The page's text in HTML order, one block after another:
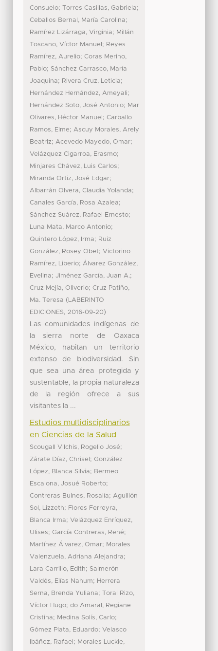
Consuelo; Torres Casillas, Gabriela;
Ceballos Bernal, María Carolina;
Ramírez Lizárraga, Virginia; Millán
Toscano, Víctor Manuel ; Reyes
Ramírez, Aurelio; Coras Merino,
Pablo; Sánchez Carrasco, María
Joaquina; Rivera Cruz, Leticia;
Hernández Hernández, Ameyali;
Hernández Soto, José Antonio; Mar
Olivares, Héctor Manuel ; Carballo
Ramos, Elme; Ascuy Morales, Arely
Beatriz; Acevedo Mayedo, Omar;
Velázquez Cigarroa, Erasmo;
Minjares Chávez, Luis Carlos;
Miranda Ortiz, José Edgar;
Albarrán Olvera, Claudia Yolanda;
Canales García, Rosa Azalea;
Sánchez Suárez, Rafael Ernesto;
Luna Mata, Marco Antonio;
Quintero López, Irma; Ruiz
González, Rosey Obet; Victorino
Ramírez, Liberio; Álvarez González,
Evelina; Jiménez García, Juan A.;
Cruz Mejía, Oliverio; Cruz Patiño,
Ma. Teresa ( LABERINTO
EDICIONES, 2016-09-20)
Las comunidades indígenas de
la sierra norte de Oaxaca
México, habitan un territorio
extenso de biodiversidad. Sin
que sea una área protegida y
sustentable, la propia naturaleza
de la región ofrece a sus
visitantes la ...
Estudios multidisciplinarios
en Ciencias de la Salud
Scougall Vilchis, Rogelio José;
Zárate Díaz, Chrisel ; González
López, Blanca Silvia; Bermeo
Escalona, Josué Roberto;
Contreras Bulnes, Rosalía; Aguillón
Sol, Lizzeth; Flores Ferreyra,
Blanca Irma; Velázquez Enríquez,
Ulises; García Contreras, René;
Martínez Álvarez, Omar; Morales
Valenzuela, Adriana Alejandra;
Lara Carrillo, Edith; Salmerón
Valdés, Elías Nahum; Herrera
Serna, Brenda Yuliana; Toral Rizo,
Víctor Hugo; do Amaral, Regiane
Cristina; Medina Solís, Carlo;
Gómez Plata, Eduardo; Velasco
Ibáñez, Rafael ; Morales Luckie,